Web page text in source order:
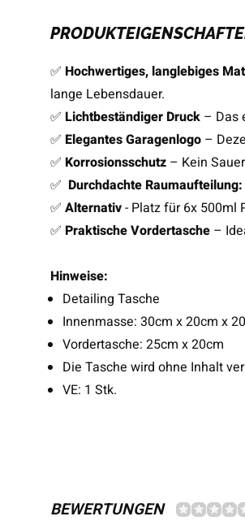
✅ Hochwertiges, langlebiges
lange Lebensdauer.
✅ Lichtbeständiger Druck – Das
✅ Elegantes Garagenlogo –
✅ Korrosionsschutz – Kein
✅ Durchdachte Raumaufteilung:
✅ Alternativ- Platz für 6x 500ml
✅ Praktische Vordertasche –
Hinweise:
Detailing Tasche
Innenmasse: 30cm x 20cm x
Vordertasche: 25cm x 20cm
Die Tasche wird ohne Inhalt
VE: 1 Stk.
BEWERTUNGEN